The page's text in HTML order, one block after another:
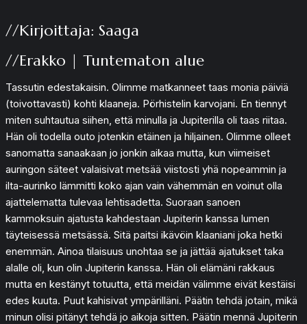
//Kirjoittaja: Saaga
//Erakko | Tuntematon alue
Tassutin edestakaisin. Olimme matkanneet taas monia päiviä
(toivottavasti) kohti klaaneja. Pörhistelin karvojani. En tiennyt
miten suhtautua siihen, että minulla ja Jupiterilla oli taas riitaa.
Hän oli todella outo jotenkin etäinen ja hiljainen. Olimme olleet
sanomatta sanaakaan jo jonkin aikaa mutta, kun viimeiset
auringon säteet valaisivat metsää viistosti yhä nopeammin ja
ilta-aurinko lämmitti koko ajan vain vähemmän en voinut olla
ajattelematta tulevaa lehtisadetta. Suoraan sanoen
kammoksuin ajatusta kahdestaan Jupiterin kanssa lumen
täyteisessä metsässä. Sitä paitsi ikävöin klaaniani joka hetki
enemmän. Ainoa tilaisuus unohtaa se ja jättää ajatukset taka
alalle oli, kun olin Jupiterin kanssa. Hän oli elämäni rakkaus
mutta en kestänyt totuutta, että meidän välimme eivät kestäisi
edes kuuta. Puut kahisivat ympärilläni. Päätin tehdä jotain, mikä
minun olisi pitänyt tehdä jo aikoja sitten. Päätin mennä Jupiterin